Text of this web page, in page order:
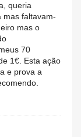
queria
mas faltavam-
mas o
70
1€. Esta ação
e prova a